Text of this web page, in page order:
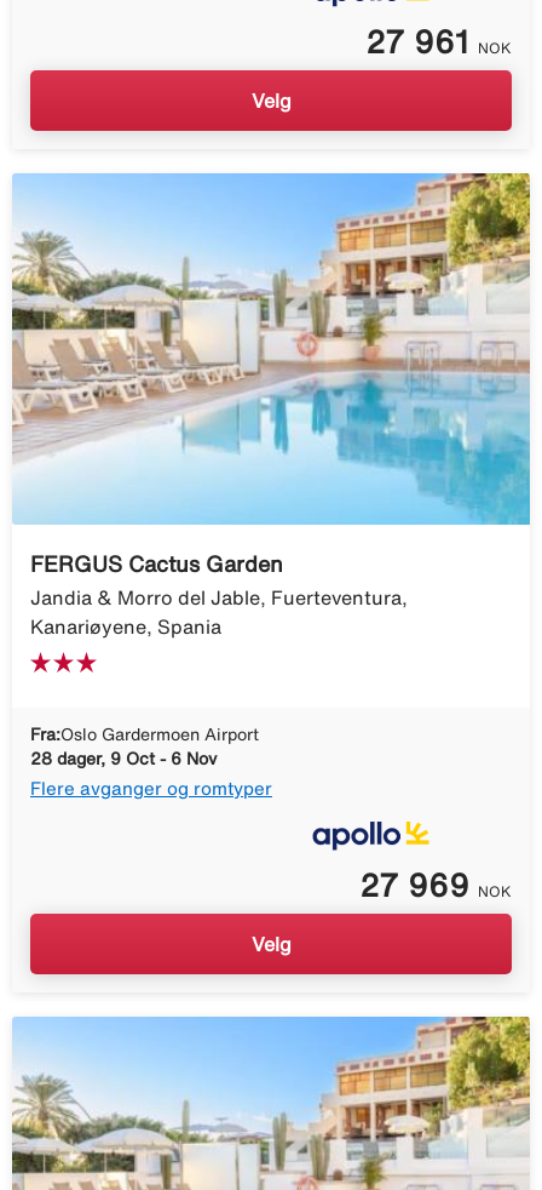
27 961 NOK
Velg
FERGUS Cactus Garden
Jandia & Morro del Jable, Fuerteventura,
Kanariøyene, Spania
Fra:Oslo Gardermoen Airport
28 dager, 9 Oct - 6 Nov
Flere avganger og romtyper
27 969 NOK
Velg